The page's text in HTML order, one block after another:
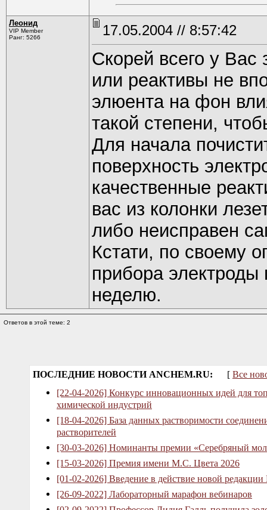
Леонид
VIP Member
Ранг: 5266
17.05.2004 // 8:57:42
Скорей всего у Вас
или реактивы не
элюента на фон
такой степени,
Для начала
поверхность
качественные
вас из колонки
либо неисправен
Кстати, по своему
прибора электроды
неделю.
Ответов в этой теме: 2
ПОСЛЕДНИЕ НОВОСТИ ANCHEM.RU: [ Все
[22-04-2026] Конкурс инновационных идей для
химической индустрий
[18-04-2026] База данных растворимости
растворителей
[30-03-2026] Номинанты премии «Серебряный
[15-03-2026] Премия имени М.С. Цвета 2026
[01-02-2026] Введение в действие новой
[26-09-2022] Лабораторный марафон вебинаров